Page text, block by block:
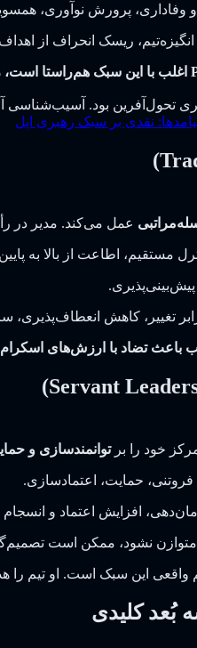
و وفاداری، پرورش نوآوری،
انگیزه‌تیم، ریسک انحراف از
تحول‌آفرین بود. آسیب‌شناسی آن
نقدی بر سبک رهبری اپل
عمل می‌کند. مدیر در
مستقیم، اطاعت از بالا به
تغییر، کاهش انعطاف‌پذیری،
باعث تضاد با ارزش‌های اسکرام
خود را برتوانمندسازی و
حمایت، اعتمادسازی.
افزایش اعتماد و انسجام
نشود، ممکن است
این سبک است. او تیم را
بُعد کلیدی